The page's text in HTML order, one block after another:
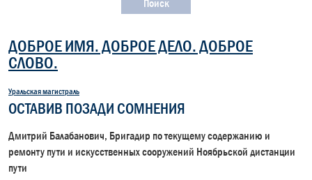
ДОБРОЕ ИМЯ. ДОБРОЕ ДЕЛО. ДОБРОЕ
СЛОВО.
Уральская магистраль
ОСТАВИВ ПОЗАДИ СОМНЕНИЯ
Дмитрий Балабанович, Бригадир по текущему содержанию и
ремонту пути и искусственных сооружений Ноябрьской дистанции
пути